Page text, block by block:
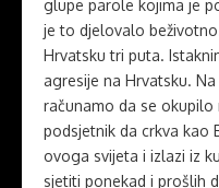
glupe parole kojima je
je to djelovalo
Hrvatsku tri puta.
agresije na Hrvatsku.
računamo da se
podsjetnik da crkva kao
ovoga svijeta i izlazi iz
sjetiti ponekad i prošlih